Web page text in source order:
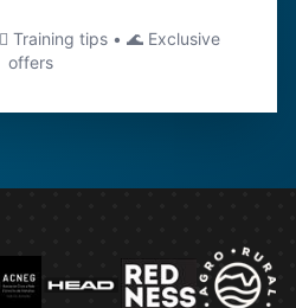
Training tips • 🌊 Exclusive
offers